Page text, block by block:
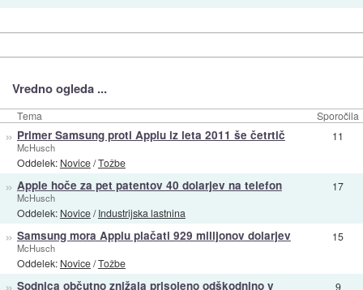
Vredno ogleda ...
Tema Sporočila
» Primer Samsung proti Applu iz leta 2011 še četrtič
McHusch
Oddelek: Novice/Tožbe
11
» Apple hoče za pet patentov 40 dolarjev na telefon
McHusch
Oddelek: Novice/Industrijska lastnina
17
» Samsung mora Applu plačati 929 milijonov dolarjev
McHusch
Oddelek: Novice/Tožbe
15
» Sodnica občutno znižala prisojeno odškodnino v 9